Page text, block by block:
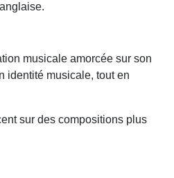
musicale amorcée sur son
identité musicale, tout en
sur des compositions plus